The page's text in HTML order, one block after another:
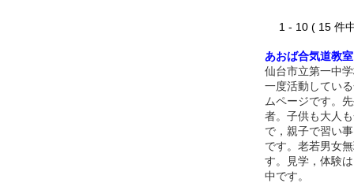
1 - 10 ( 15 件
あおば合気道教室
仙台市立第一中
一度活動してい
ムページです。
者。子供も大人
で，親子で習い
です。老若男女
す。見学，体験
中です。